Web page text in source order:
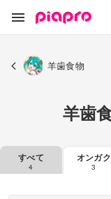
羊歯食物
羊歯
すべて
4
オンガク
3